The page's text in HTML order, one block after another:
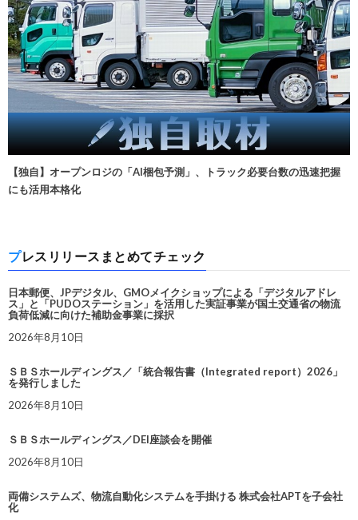
【独自】オープンロジの「AI梱包予測」、トラック必要台数の迅速把握
にも活用本格化
プレスリリースまとめてチェック
日本郵便、JPデジタル、GMOメイクショップによる「デジタルアドレ
ス」と「PUDOステーション」を活用した実証事業が国土交通省の物流
負荷低減に向けた補助金事業に採択
2026年8月10日
ＳＢＳホールディングス／「統合報告書（Integrated report）2026」
を発行しました
2026年8月10日
ＳＢＳホールディングス／DEI座談会を開催
2026年8月10日
両備システムズ、物流自動化システムを手掛ける 株式会社APTを子会社
化